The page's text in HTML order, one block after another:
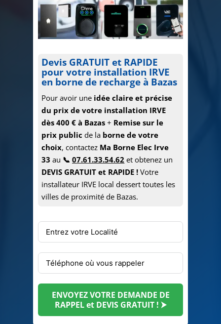
Devis GRATUIT et RAPIDE
pour votre installation IRVE
en borne de recharge à Bazas
Pour avoir une idée claire et précise
du prix de votre installation IRVE
dès 400 € à Bazas + Remise sur le
prix public de la borne de votre
choix, contactez Ma Borne Elec Irve
33 au 📞 07.61.33.54.62 et obtenez un
DEVIS GRATUIT et RAPIDE ! Votre
installateur IRVE local dessert toutes les
villes de proximité de Bazas.
ENVOYEZ VOTRE DEMANDE DE
RAPPEL et DEVIS GRATUIT ! ⮞